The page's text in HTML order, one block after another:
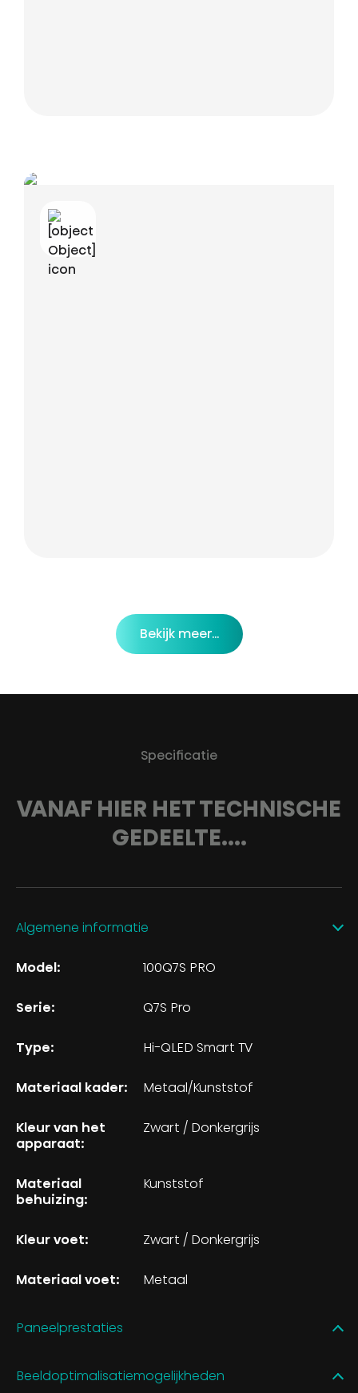
Bekijk meer...
Specificatie
VANAF HIER HET TECHNISCHE
GEDEELTE....
Algemene informatie
Model: 100Q7S PRO
Serie: Q7S Pro
Type: Hi-QLED Smart TV
Materiaal kader: Metaal/Kunststof
Kleur van het
apparaat:
Zwart / Donkergrijs
Materiaal
behuizing:
Kunststof
Kleur voet: Zwart / Donkergrijs
Materiaal voet: Metaal
Paneelprestaties
Beeldoptimalisatiemogelijkheden